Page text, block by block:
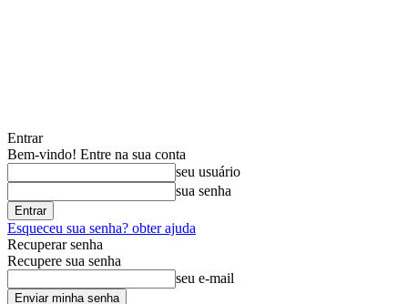
Entrar
Bem-vindo! Entre na sua conta
seu usuário
sua senha
Esqueceu sua senha? obter ajuda
Recuperar senha
Recupere sua senha
seu e-mail